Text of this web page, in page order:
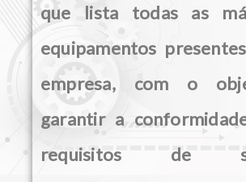
que lista todas as
equipamentos
empresa, com o
garantir a
requisitos de